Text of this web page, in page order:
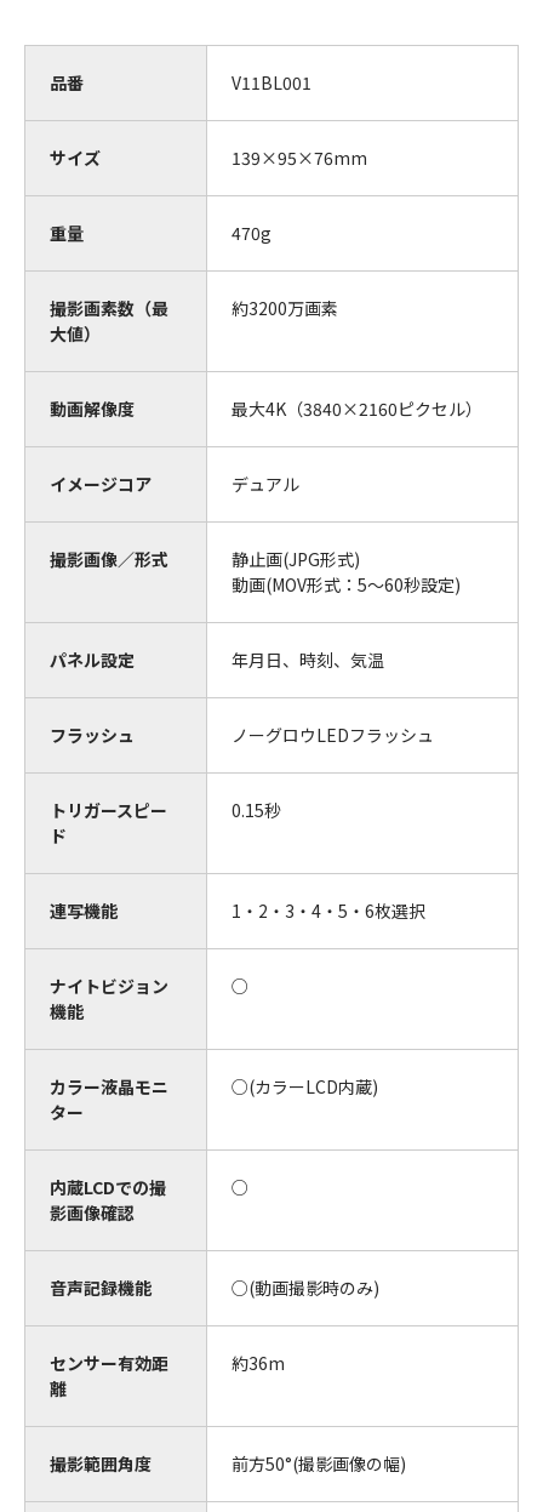
品番 V11BL001
サイズ 139×95×76mm
重量 470g
撮影画素数（最
大値）
約3200万画素
動画解像度 最大4K（3840×2160ピクセル）
イメージコア デュアル
撮影画像／形式
静止画(JPG形式)
動画(MOV形式：5～60秒設定)
パネル設定 年月日、時刻、気温
フラッシュ ノーグロウLEDフラッシュ
トリガースピー
ド
0.15秒
連写機能 1・2・3・4・5・6枚選択
ナイトビジョン
機能
○
カラー液晶モニ
ター
○(カラーLCD内蔵)
内蔵LCDでの撮
影画像確認
○
音声記録機能 ○(動画撮影時のみ)
センサー有効距
離
約36m
撮影範囲角度 前方50°(撮影画像の幅)